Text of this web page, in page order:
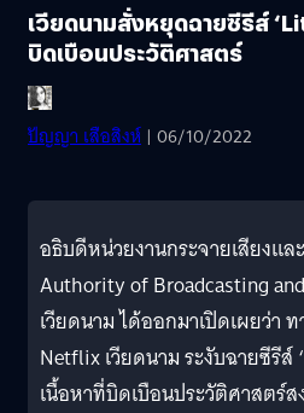
เวียดนามสั่งหยุดฉายซีรีส์
บิดเบือนประวัติศาสตร์
ปัญญา เสือสิงห์ | 06/10/2022
อธิบดีหน่วยงานกระจายเสียงแ
Authority of Broadcasting
เวียดนาม ได้ออกมาเปิดเผยว่า
Netflix เวียดนาม ระงับฉายซีรีส์
เนื้อหาที่บิดเบือนประวัติศาสตร์ส